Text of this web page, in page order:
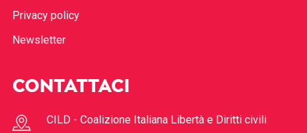
Privacy policy
Newsletter
CONTATTACI
CILD - Coalizione Italiana Libertà e Diritti civili